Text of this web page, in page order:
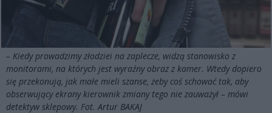
– Kiedy prowadzimy złodziei na zaplecze, widzą stanowisko z
monitorami, na których jest wyraźny obraz z kamer. Wtedy dopiero
się przekonują, jak małe mieli szanse, żeby coś schować tak, aby
obserwujący ekrany kierownik zmiany tego nie zauważył – mówi
detektyw sklepowy. Fot. Artur BAKAJ